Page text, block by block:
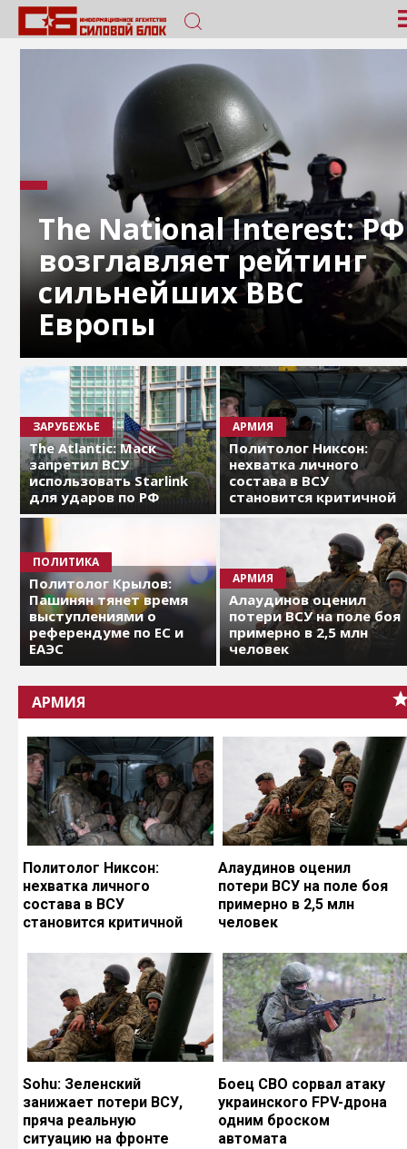
The National Interest: РФ
возглавляет рейтинг
сильнейших ВВС
Европы
ЗАРУБЕЖЬЕ
The Atlantic: Маск
запретил ВСУ
использовать Starlink
для ударов по РФ
АРМИЯ
Политолог Никсон:
нехватка личного
состава в ВСУ
становится критичной
ПОЛИТИКА
Политолог Крылов:
Пашинян тянет время
выступлениями о
референдуме по ЕС и
ЕАЭС
АРМИЯ
Алаудинов оценил
потери ВСУ на поле боя
примерно в 2,5 млн
человек
АРМИЯ
Политолог Никсон:
нехватка личного
состава в ВСУ
становится критичной
Алаудинов оценил
потери ВСУ на поле боя
примерно в 2,5 млн
человек
Sohu: Зеленский
занижает потери ВСУ,
пряча реальную
ситуацию на фронте
Боец СВО сорвал атаку
украинского FPV-дрона
одним броском
автомата